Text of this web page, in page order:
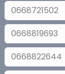
0668721502
0668819693
0668822644